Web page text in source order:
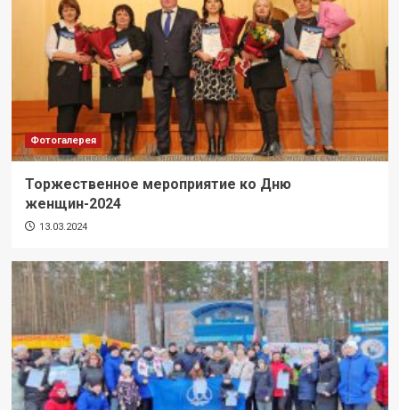
Фотогалерея
Торжественное мероприятие ко Дню
женщин-2024
13.03.2024